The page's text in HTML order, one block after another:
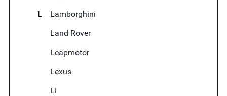
L
Lamborghini
Land Rover
Leapmotor
Lexus
Li